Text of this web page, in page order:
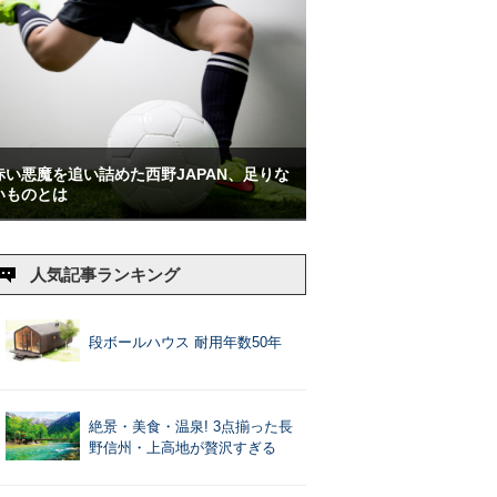
い悪魔を追い詰めた西野JAPAN、足りな
ものとは
人気記事ランキング
段ボールハウス 耐用年数50年
絶景・美食・温泉! 3点揃った長
野信州・上高地が贅沢すぎる